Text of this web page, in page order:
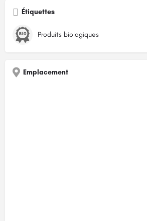
Étiquettes
Produits biologiques
Emplacement